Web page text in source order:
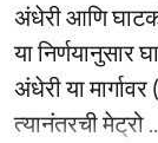
अंधेरी आणि
या निर्णयानुसार
अंधेरी या
त्यानंतरची मेट्रो ...